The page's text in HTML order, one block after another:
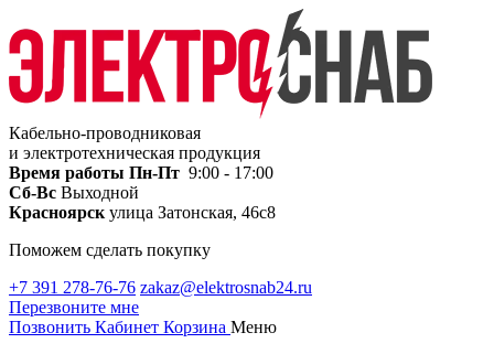
Кабельно-проводниковая
и электротехническая продукция
Время работы Пн-Пт 9:00 - 17:00
Сб-Вс Выходной
Красноярск улица Затонская, 46с8
Поможем сделать покупку
+7 391 278-76-76 zakaz@elektrosnab24.ru
Перезвоните мне
Позвонить Кабинет Корзина Меню